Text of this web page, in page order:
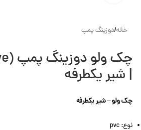
خانه/دوزینگ پمپ
| شیر یکطرفه
چک ولو – شیر یکطرفه
نوع: pvc